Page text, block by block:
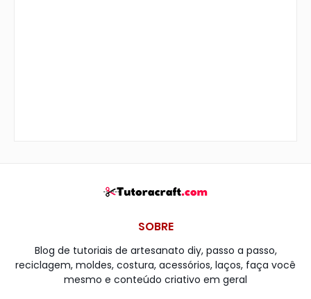
SOBRE
Blog de tutoriais de artesanato diy, passo a passo,
reciclagem, moldes, costura, acessórios, laços, faça você
mesmo e conteúdo criativo em geral